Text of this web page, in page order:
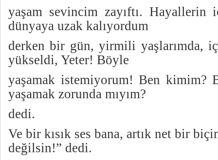
yaşam sevincim zayıftı. Hayallerin
dünyaya uzak kalıyordum
derken bir gün, yirmili yaşlarımda,
yükseldi, Yeter! Böyle
yaşamak istemiyorum! Ben kimim?
yaşamak zorunda mıyım?
dedi.
Ve bir kısık ses bana, artık net bir
değilsin!” dedi.